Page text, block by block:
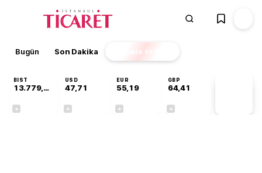
Bugün Son Dakika Finans EKSTRA
BIST
13.779,39
USD
47,71
EUR
55,19
GBP
64,41